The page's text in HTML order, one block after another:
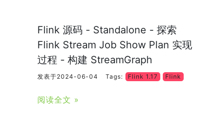
Flink 源码 - Standalone - 探索
Flink Stream Job Show Plan 实现
过程 - 构建 StreamGraph
发表于2024-06-04 Tags: Flink 1.17 Flink
阅读全文 »